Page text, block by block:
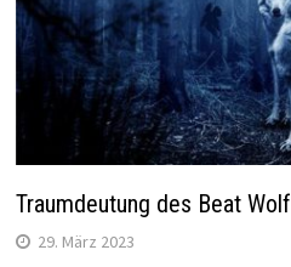
Traumdeutung des Beat Wolf
29. März 2023